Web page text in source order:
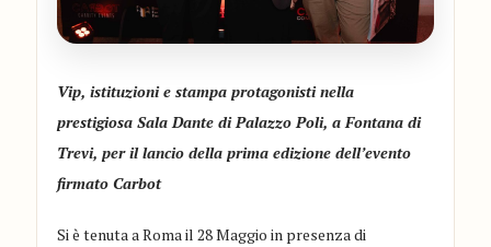
Vip, istituzioni e stampa protagonisti nella
prestigiosa Sala Dante di Palazzo Poli, a Fontana di
Trevi, per il lancio della prima edizione dell’evento
firmato Carbot
Si è tenuta a Roma il 28 Maggio in presenza di